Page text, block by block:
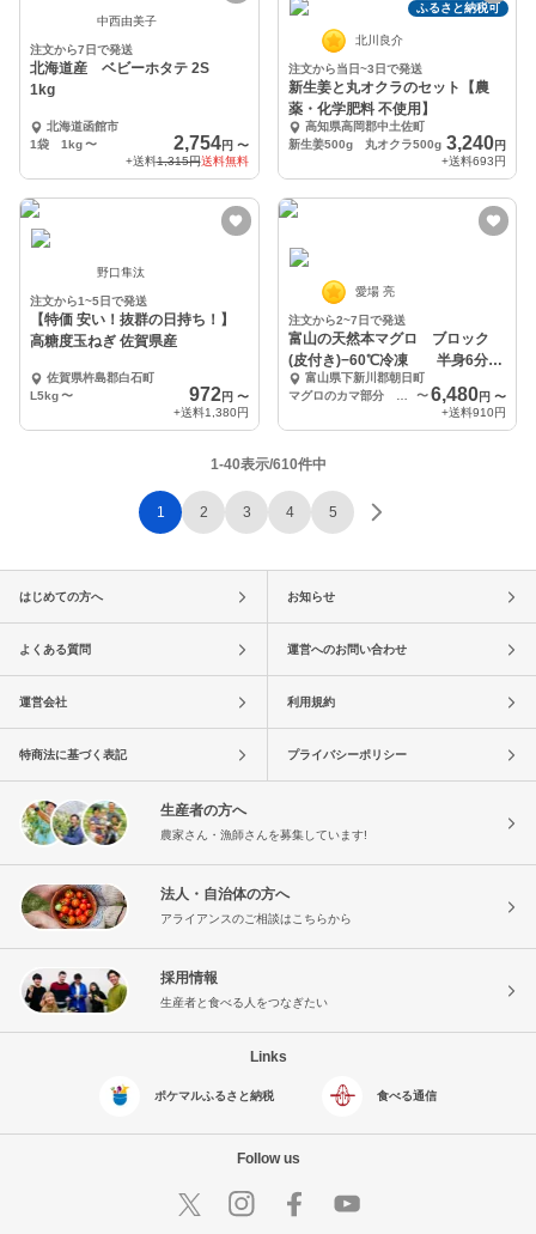
中西由美子
注文から7日で発送
北海道産 ベビーホタテ 2S
1kg
北海道函館市
1袋 1kg〜 2,754円 〜
+送料1,315円送料無料
ふるさと納税可
北川良介
注文から当日~3日で発送
新生姜と丸オクラのセット【農
薬・化学肥料 不使用】
高知県高岡郡中土佐町
新生姜500g 丸オクラ500g 3,240円
+送料693円
野口隼汰
注文から1~5日で発送
【特価 安い！抜群の日持ち！】
高糖度玉ねぎ 佐賀県産
佐賀県杵島郡白石町
L5kg〜 972円 〜
+送料1,380円
愛場 亮
注文から2~7日で発送
富山の天然本マグロ ブロック
(皮付き)−60℃冷凍 半身6分
割 選べる部位
富山県下新川郡朝日町
〜6,480円 〜
+送料910円
1-40表示/610件中
1 2 3 4 5
はじめての方へ お知らせ
よくある質問 運営へのお問い合わせ
運営会社 利用規約
特商法に基づく表記 プライバシーポリシー
生産者の方へ
農家さん・漁師さんを募集しています!
法人・自治体の方へ
アライアンスのご相談はこちらから
採用情報
生産者と食べる人をつなぎたい
Links
ポケマルふるさと納税 食べる通信
Follow us